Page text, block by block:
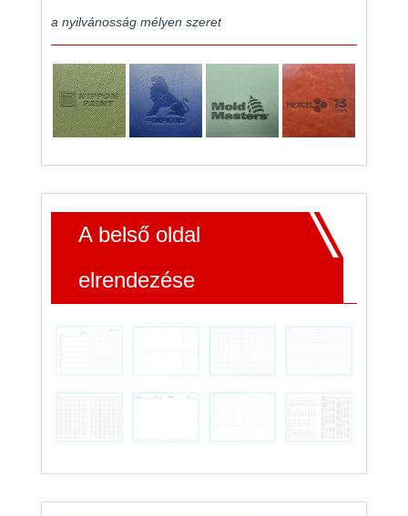
a nyilvánosság mélyen szeret
A belső oldal
elrendezése